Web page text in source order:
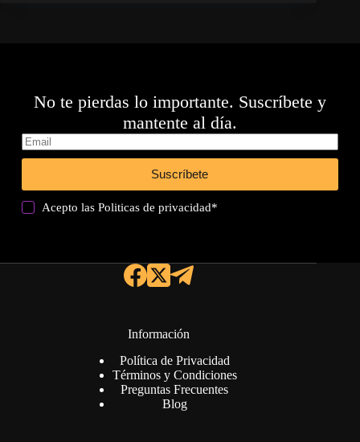
No te pierdas lo importante. Suscríbete y
mantente al día.
Suscríbete
Acepto lasPoliticas de privacidad*
Información
Política de Privacidad
Términos y Condiciones
Preguntas Frecuentes
Blog